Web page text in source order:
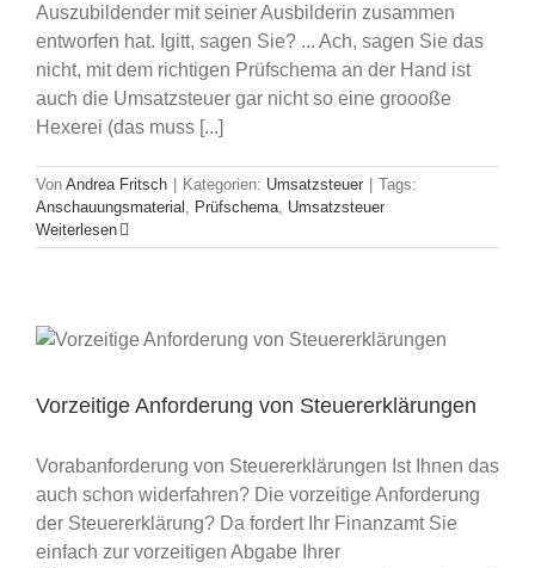
Auszubildender mit seiner Ausbilderin zusammen
entworfen hat. Igitt, sagen Sie? ... Ach, sagen Sie das
nicht, mit dem richtigen Prüfschema an der Hand ist
auch die Umsatzsteuer gar nicht so eine groooße
Hexerei (das muss [...]
Von Andrea Fritsch Kategorien: Umsatzsteuer
Tags:
Anschauungsmaterial
Prüfschema Umsatzsteuer
Weiterlesen
Vorzeitige Anforderung von Steuererklärungen
Vorabanforderung von Steuererklärungen Ist Ihnen das
auch schon widerfahren? Die vorzeitige Anforderung
der Steuererklärung? Da fordert Ihr Finanzamt Sie
einfach zur vorzeitigen Abgabe Ihrer